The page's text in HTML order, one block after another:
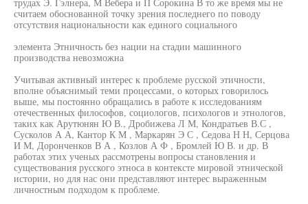
считаем обоснованной точку зрения последнего по поводу
отсутствия национальности как единого социального
элемента Этничность без нации на стадии машинного
производства невозможна
Учитывая активный интерес к проблеме русской этичности,
вполне объяснимый теми процессами, о которых говорилось
выше, мы постоянно обращались в работе к исследованиям
отечественных философов, социологов, психологов и этнологов,
таких как Арутюнян Ю В., Дробижева Л М, Кондратьев В.С ,
Сусколов А А, Кантор К М , Маркарян Э С , Седова Н Н, Серцова
И М, Доронченков В А , Козлов А Ф , Бромлей Ю В. и др. В
работах этих ученых рассмотрены вопросы становления и
существования русского этноса в контексте мировой этнической
истории, но для нас они представляют интерес выраженным
личностным подходом к проблеме.